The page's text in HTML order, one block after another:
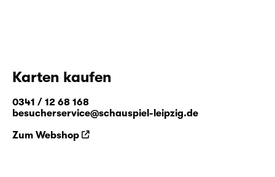
Karten kaufen
0341 / 12 68 168
besucherservice@schauspiel-leipzig.de
Zum Webshop